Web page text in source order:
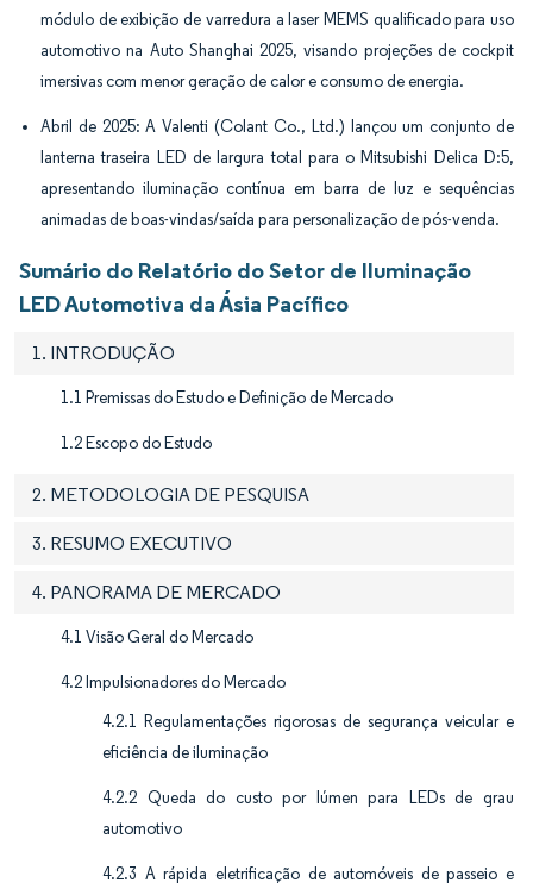
módulo de exibição de varredura a laser MEMS qualificado para uso
automotivo na Auto Shanghai 2025, visando projeções de cockpit
imersivas com menor geração de calor e consumo de energia.
Abril de 2025: A Valenti (Colant Co., Ltd.) lançou um conjunto de
lanterna traseira LED de largura total para o Mitsubishi Delica D:5,
apresentando iluminação contínua em barra de luz e sequências
animadas de boas-vindas/saída para personalização de pós-venda.
Sumário do Relatório do Setor de Iluminação
LED Automotiva da Ásia Pacífico
1. INTRODUÇÃO
1.1 Premissas do Estudo e Definição de Mercado
1.2 Escopo do Estudo
2. METODOLOGIA DE PESQUISA
3. RESUMO EXECUTIVO
4. PANORAMA DE MERCADO
4.1 Visão Geral do Mercado
4.2 Impulsionadores do Mercado
4.2.1 Regulamentações rigorosas de segurança veicular e
eficiência de iluminação
4.2.2 Queda do custo por lúmen para LEDs de grau
automotivo
4.2.3 A rápida eletrificação de automóveis de passeio e